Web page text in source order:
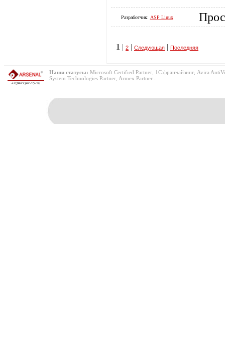
Разработчик: ASP Linux
1 | 2 | Следующая | Последняя
Наши статусы: Microsoft Certified Partner, 1С:франчайзинг, Avira
System Technologies Partner, Armex Partner...